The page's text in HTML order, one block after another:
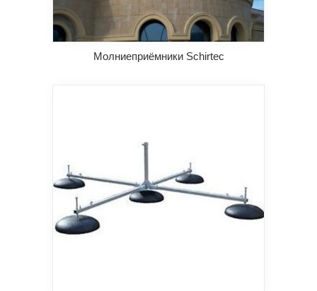
Молниеприёмники Schirtec